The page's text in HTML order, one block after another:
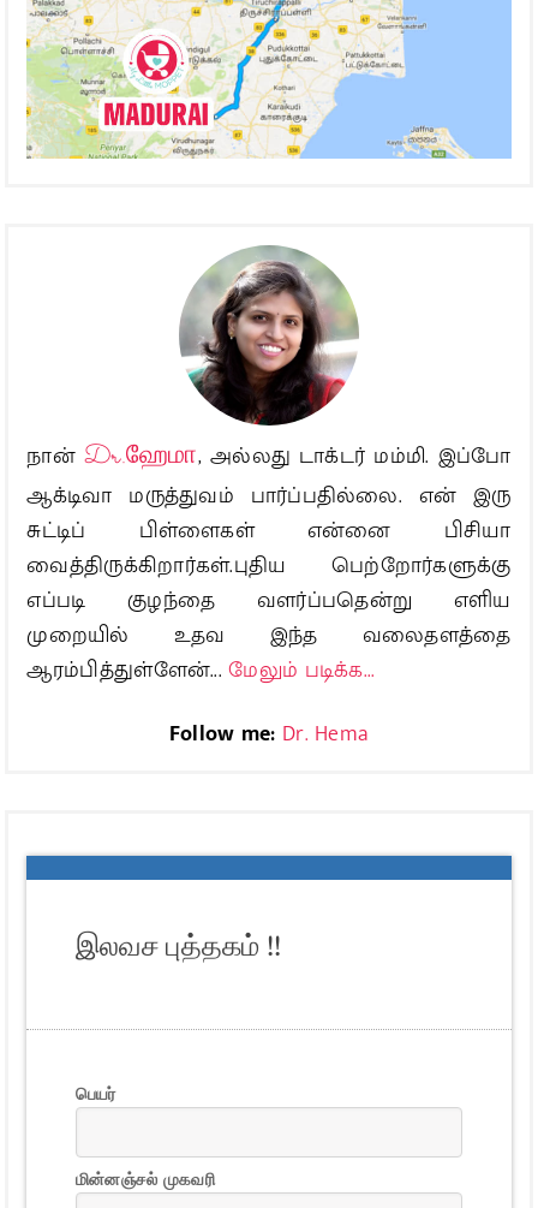
நான்Dr.ஹேமா, அல்லது டாக்டர் மம்மி. இப்போ
ஆக்டிவா மருத்துவம் பார்ப்பதில்லை. என் இரு
சுட்டிப் பிள்ளைகள் என்னை பிசியா
வைத்திருக்கிறார்கள்.புதிய பெற்றோர்களுக்கு
எப்படி குழந்தை வளர்ப்பதென்று எளிய
முறையில் உதவ இந்த வலைதளத்தை
ஆரம்பித்துள்ளேன்...மேலும் படிக்க...
Follow me: Dr. Hema
இலவச புத்தகம் !!
பெயர்
மின்னஞ்சல் முகவரி